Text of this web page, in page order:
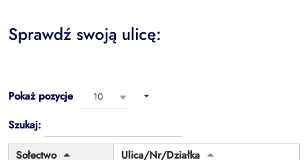
Sprawdź swoją ulicę:
Pokaż pozycje 10
Szukaj:
Sołectwo
Ulica/Nr/Działka